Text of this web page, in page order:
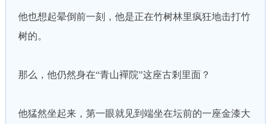
他也想起晕倒前一刻，他是正在竹树林里疯狂地击打竹
树的。
那么，他仍然身在“青山襌院”这座古剎里面？
他猛然坐起来，第一眼就见到端坐在坛前的一座金漆大